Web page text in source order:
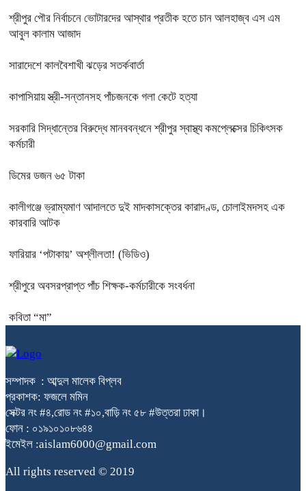
শ্রীপুর পৌর নির্বাচনে ভোটারদের আস্থার প্রতীক হতে চান আলহাজ্ব এস এম
আবুল কালাম আজাদ
সারাদেশে কালবৈশাখী ঝড়ের সতর্কবার্তা
কাপাসিয়ায় স্ত্রী-সন্তানসহ পাঁচজনকে গলা কেটে হত্যা
সরকারি সিদ্ধান্তের বিরুদ্ধে মানববন্ধনে শ্রীপুর স্বাস্থ্য কমপ্লেক্সের চিকিৎসক
কর্মচারী
ডিমের ডজন ৬৫ টাকা
কালীগঞ্জে ভ্রাম্যমাণ আদালতে দুই মাদকাসক্তের কারাদণ্ড, চোলাইমদসহ এক
কারবারি আটক
ফারিয়ার ‘পটাকায়’ অশ্লীলতা! (ভিডিও)
শ্রীপুরে অবসরপ্রাপ্ত পাঁচ শিক্ষক-কর্মচারীকে সংবর্ধনা
কবিতা “মা”
সম্পাদক : আব্দুল মালেক বিপ্লব
প্রকাশক: ফজলে মমিন
সেক্টর নং #৪,রোড নং #১০,বাড়ি নং ৫৮ #উত্তরা ঢাকা।
ফোন : ০১৯১০১০৮৬৪৪
ইমেইল :aislam6000@gmail.com
All rights reserved © 2019